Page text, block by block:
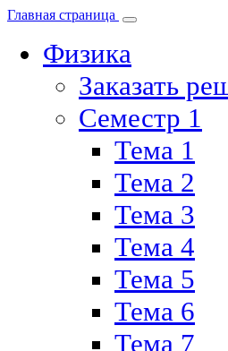
Главная страница
Физика
Заказать
Семестр 1
Тема 1
Тема 2
Тема 3
Тема 4
Тема 5
Тема 6
Тема 7